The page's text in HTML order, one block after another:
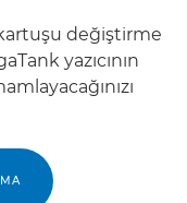
değiştirme
yazıcının